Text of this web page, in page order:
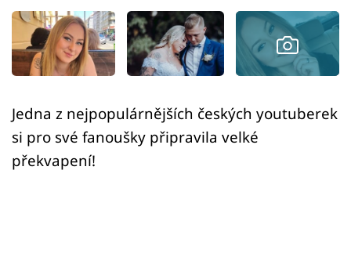
Přihlášení
Sledujte nás
Jedna z nejpopulárnějších českých youtuberek
si pro své fanoušky připravila velké
překvapení!